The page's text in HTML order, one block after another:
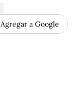
Agregar a Google